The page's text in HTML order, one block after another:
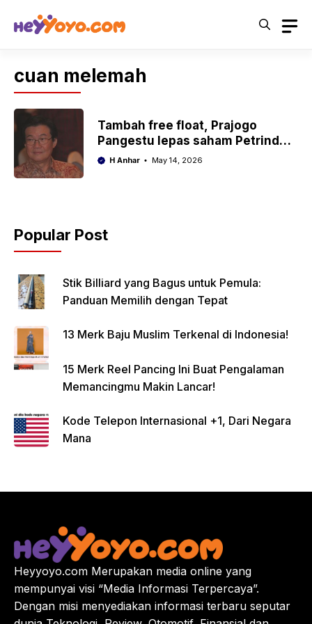
cuan melemah
Tambah free float, Prajogo
Pangestu lepas saham Petrindo
(CUAN) Rp1 triliun
H Anhar May 14, 2026
Popular Post
Stik Billiard yang Bagus untuk Pemula:
Panduan Memilih dengan Tepat
13 Merk Baju Muslim Terkenal di Indonesia!
15 Merk Reel Pancing Ini Buat Pengalaman
Memancingmu Makin Lancar!
Kode Telepon Internasional +1, Dari Negara
Mana
Heyyoyo.com Merupakan media online yang
mempunyai visi “Media Informasi Terpercaya”.
Dengan misi menyediakan informasi terbaru seputar